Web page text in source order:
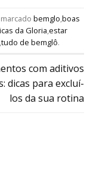
bemglo,boas
da Gloria,estar
,tudo de bemglô.
com aditivos
dicas para excluí-
los da sua rotina